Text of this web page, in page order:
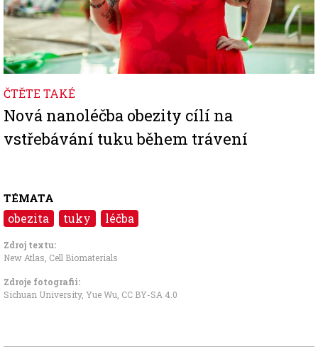
ČTĚTE TAKÉ
Nová nanoléčba obezity cílí na
vstřebávání tuku během trávení
TÉMATA
obezita tuky léčba
Zdroj textu:
New Atlas Cell Biomaterials
Zdroje fotografii:
Sichuan University, Yue Wu, CC BY-SA 4.0